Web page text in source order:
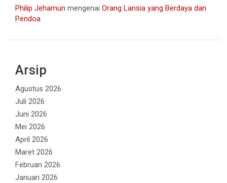
Philip Jehamun mengenai Orang Lansia yang Berdaya dan
Pendoa
Arsip
Agustus 2026
Juli 2026
Juni 2026
Mei 2026
April 2026
Maret 2026
Februari 2026
Januari 2026